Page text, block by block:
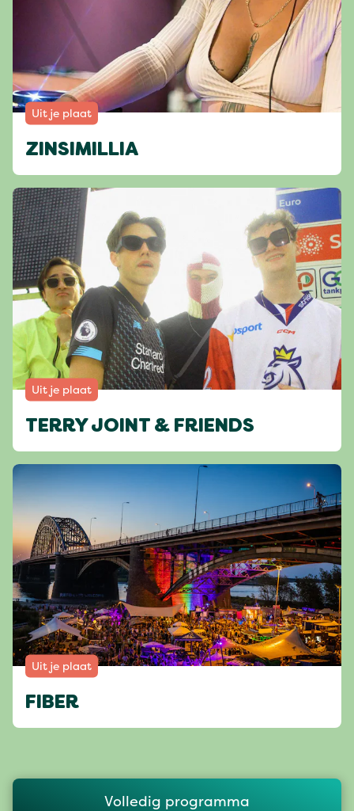
Uit je plaat
ZINSIMILLIA
Uit je plaat
TERRY JOINT & FRIENDS
Uit je plaat
FIBER
Volledig programma